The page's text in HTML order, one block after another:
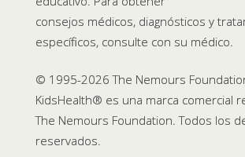
consejos médicos, diagnósticos y
específicos, consulte con su médico.
© 1995-2026 The Nemours
KidsHealth® es una marca comercial
The Nemours Foundation. Todos los
reservados.